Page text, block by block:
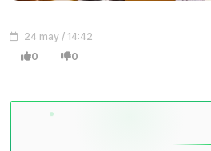
24 may / 14:42
0 0